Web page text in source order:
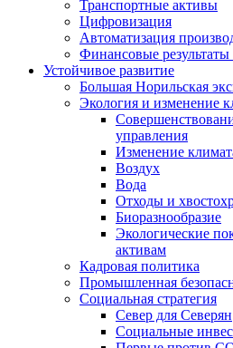
Транспортные активы
Цифровизация
Автоматизация
Финансовые
Устойчивое развитие
Большая Норильская
Экология и изменение
управления
Изменение
Воздух
Вода
Отходы и
Биоразнообразие
Экологические
активам
Кадровая политика
Промышленная
Социальная стратегия
Север для Северян
Социальные